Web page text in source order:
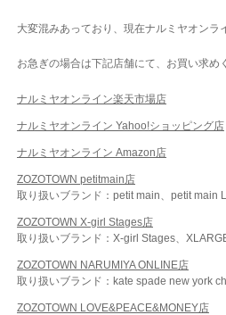
大変混みあっており、現在ナルミヤオンラ
お急ぎの場合は下記店舗にて、お買い求め
ナルミヤオンライン楽天市場店
ナルミヤオンライン Yahoo!ショッピング店
ナルミヤオンライン Amazon店
ZOZOTOWN petitmain店
取り扱いブランド：petit main、petit main
ZOZOTOWN X-girl Stages店
取り扱いブランド：X-girl Stages、
ZOZOTOWN NARUMIYA ONLINE店
取り扱いブランド：kate spade new york
ZOZOTOWN LOVE&PEACE&MONEY店